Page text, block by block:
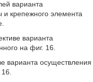
варианта
крепежного элемента
варианта
на фиг. 16.
варианта осуществления